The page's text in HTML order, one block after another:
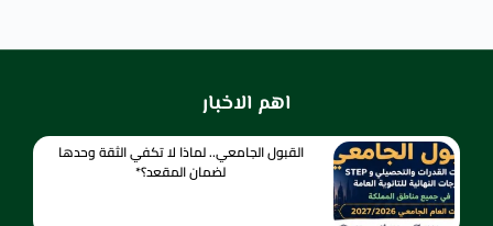
اهم الاخبار
القبول الجامعي.. لماذا لا تكفي الثقة وحدها
لضمان المقعد؟*